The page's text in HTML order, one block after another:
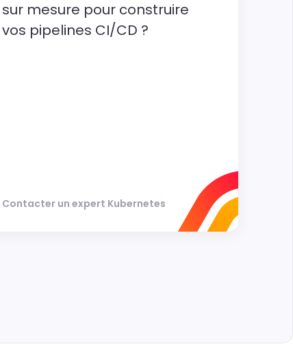
sur mesure pour construire
vos pipelines CI/CD ?
Contacter un expert Kubernetes